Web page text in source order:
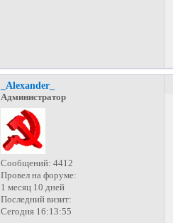
_Alexander_
Администратор
Сообщений: 4412
Провел на форуме:
1 месяц 10 дней
Последний визит:
Сегодня 16:13:55